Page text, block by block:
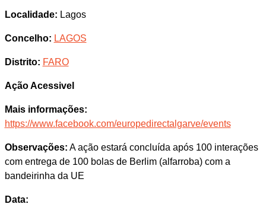
Localidade: Lagos
Concelho: LAGOS
Distrito: FARO
Ação Acessivel
Mais informações:
https://www.facebook.com/europedirectalgarve/events
Observações: A ação estará concluída após 100 interações
com entrega de 100 bolas de Berlim (alfarroba) com a
bandeirinha da UE
Data: